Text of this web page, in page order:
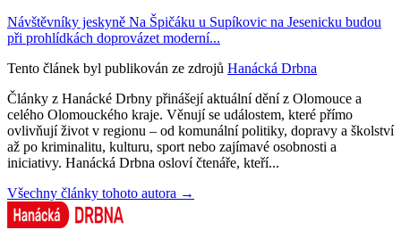
Návštěvníky jeskyně Na Špičáku u Supíkovic na Jesenicku budou
při prohlídkách doprovázet moderní...
Tento článek byl publikován ze zdrojů Hanácká Drbna
Články z Hanácké Drbny přinášejí aktuální dění z Olomouce a
celého Olomouckého kraje. Věnují se událostem, které přímo
ovlivňují život v regionu – od komunální politiky, dopravy a školství
až po kriminalitu, kulturu, sport nebo zajímavé osobnosti a
iniciativy. Hanácká Drbna osloví čtenáře, kteří...
Všechny články tohoto autora →